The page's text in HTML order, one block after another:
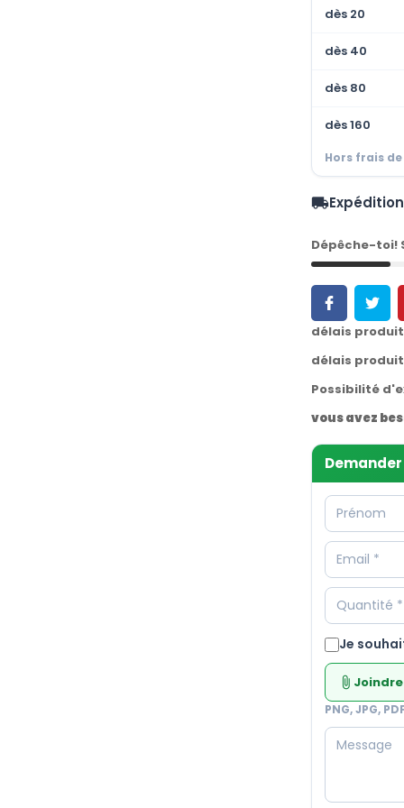
dès 20
dès 40
dès 80
dès 160
Hors frais
local_shipping
Dépêche-toi!
délais
délais produit
Possibilité
vous avez
Je
attach_file
PNG, JPG,